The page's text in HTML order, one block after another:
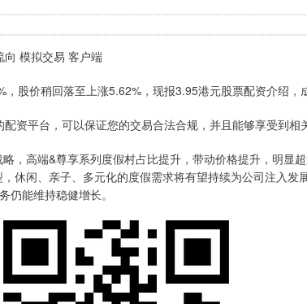
向 模拟交易 客户端
价稍回落至上涨5.62%，现报3.95港元股票配资介绍，
资平台，可以保证您的交易合法合规，并且能够享受到相
高端&尊享系列度假村占比提升，带动价格提升，明显
休闲、亲子、多元化的度假需求将有望持续为公司注入发
仍能维持稳健增长。